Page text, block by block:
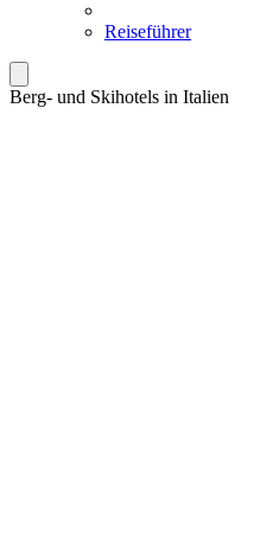
Reiseführer
Berg- und Skihotels in Italien